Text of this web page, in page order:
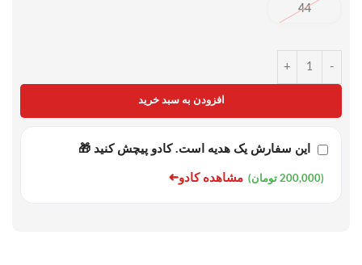
44
-
+
افزودن به سبد خرید
این سفارش یک هدیه است. کادو پیچش کنید 🎁
(200,000 تومان) مشاهده کادو➜